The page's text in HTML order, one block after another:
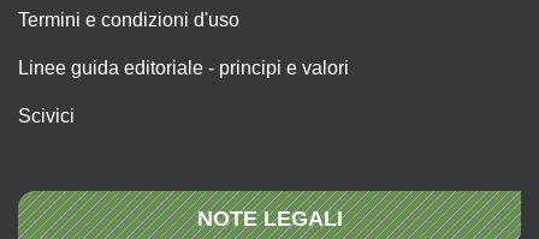
Termini e condizioni d'uso
Linee guida editoriale - principi e valori
Scivici
NOTE LEGALI